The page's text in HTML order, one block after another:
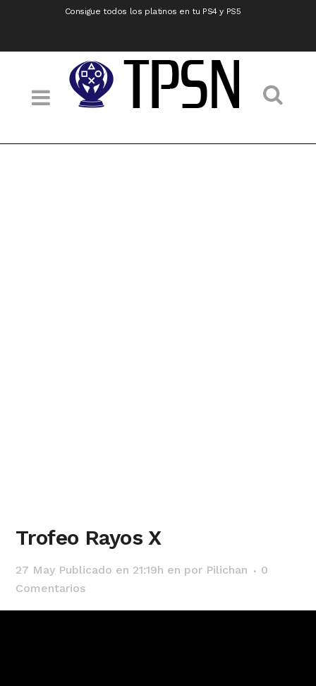
Consigue todos los platinos en tu PS4 y PS5
Trofeo Rayos X
27 May Publicado en 21:19h en por Pilichan
0
Comentarios